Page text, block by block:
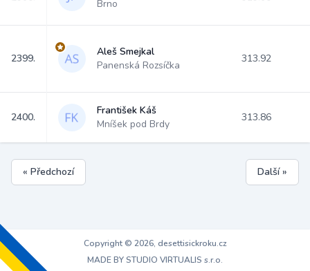
Brno
2399.
Aleš Smejkal
Panenská Rozsíčka
313.92
2400.
František Káš
Mníšek pod Brdy
313.86
« Předchozí Další »
Copyright © 2026, desettisickroku.cz
MADE BY STUDIO VIRTUALIS s.r.o.